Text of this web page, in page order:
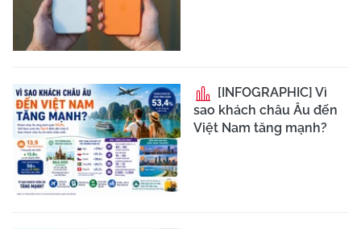
[INFOGRAPHIC] Vì
sao khách châu Âu đến
Việt Nam tăng mạnh?